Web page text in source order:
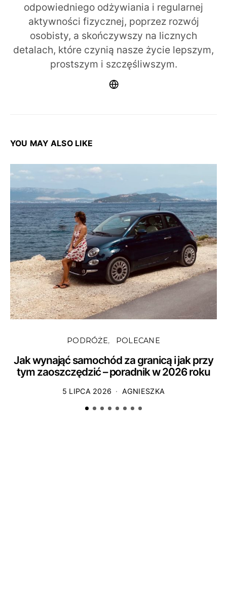
odpowiedniego odżywiania i regularnej
aktywności fizycznej, poprzez rozwój
osobisty, a skończywszy na licznych
detalach, które czynią nasze życie lepszym,
prostszym i szczęśliwszym.
YOU MAY ALSO LIKE
PODRÓŻE POLECANE
Jak wynająć samochód za granicą i jak przy
tym zaoszczędzić – poradnik w 2026 roku
5 LIPCA 2026 AGNIESZKA